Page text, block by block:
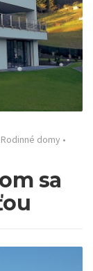
Rodinné domy •
sa